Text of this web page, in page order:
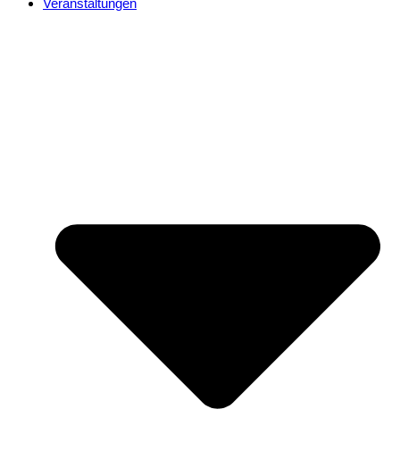
Veranstaltungen